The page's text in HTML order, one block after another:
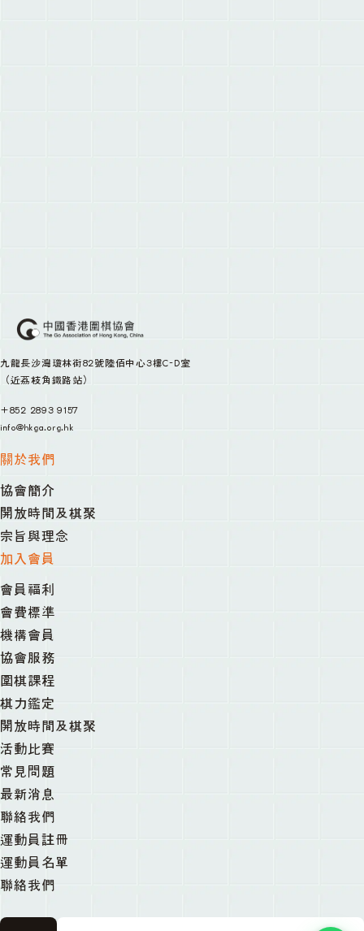
九龍長沙灣瓊林街82號陸佰中心3樓C-D室
（近荔枝角鐵路站）
+852 2893 9157
info@hkga.org.hk
關於我們
協會簡介
開放時間及棋聚
宗旨與理念
加入會員
會員福利
會費標準
機構會員
協會服務
圍棋課程
棋力鑑定
開放時間及棋聚
活動比賽
常見問題
最新消息
聯絡我們
運動員註冊
運動員名單
聯絡我們